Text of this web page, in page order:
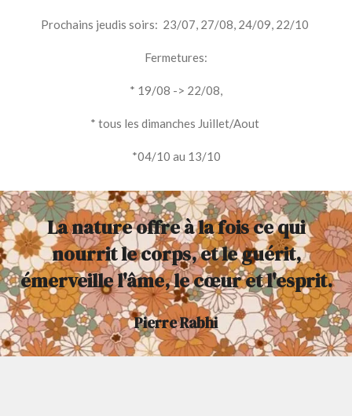
Prochains jeudis soirs: 23/07, 27/08, 24/09, 22/10
Fermetures:
* 19/08 -> 22/08,
* tous les dimanches Juillet/Aout
*04/10 au 13/10
La nature offre à la fois ce qui
nourrit le corps, et le guérit,
émerveille l'âme, le cœur et l'esprit.
Pierre Rabhi